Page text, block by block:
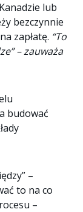
lub
bezczynnie
zapłatę. “To
– zauważa
budować
–
to na co
–